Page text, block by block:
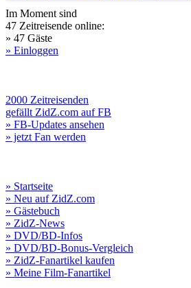
Im Moment sind
47 Zeitreisende online:
» 47 Gäste
» Einloggen
2000 Zeitreisenden
gefällt ZidZ.com auf FB
» FB-Updates ansehen
» jetzt Fan werden
» Startseite
» Neu auf ZidZ.com
» Gästebuch
» ZidZ-News
» DVD/BD-Infos
» DVD/BD-Bonus-Vergleich
» ZidZ-Fanartikel kaufen
» Meine Film-Fanartikel